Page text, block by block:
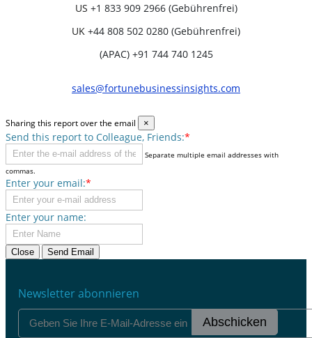
US +1 833 909 2966 (Gebührenfrei)
UK +44 808 502 0280 (Gebührenfrei)
(APAC) +91 744 740 1245
sales@fortunebusinessinsights.com
Sharing this report over the email ×
Send this report to Colleague, Friends:*
Separate multiple email addresses with
commas.
Enter your email:*
Enter your name:
Close Send Email
Newsletter abonnieren
Abschicken